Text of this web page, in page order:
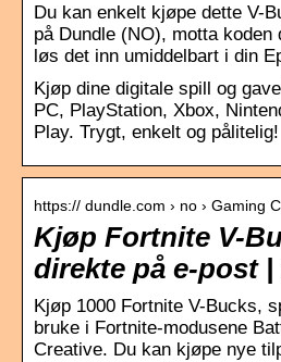
Du kan enkelt kjøpe dette V-
på Dundle (NO), motta koden
løs det inn umiddelbart i din
Kjøp dine digitale spill og
PC, PlayStation, Xbox,
Play. Trygt, enkelt og pålitelig!
https:// dundle.com › no › Gaming
Kjøp Fortnite V-
direkte på e-post |
Kjøp 1000 Fortnite V-Bucks,
bruke i Fortnite-modusene
Creative. Du kan kjøpe nye